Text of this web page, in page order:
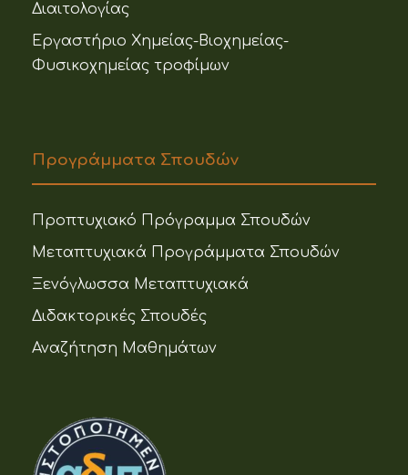
Διαιτολογίας
Εργαστήριο Χημείας-Βιοχημείας-
Φυσικοχημείας τροφίμων
Προγράμματα Σπουδών
Προπτυχιακό Πρόγραμμα Σπουδών
Μεταπτυχιακά Προγράμματα Σπουδών
Ξενόγλωσσα Μεταπτυχιακά
Διδακτορικές Σπουδές
Αναζήτηση Μαθημάτων